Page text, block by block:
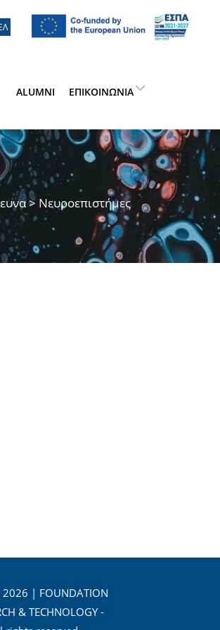
ALUMNI ΕΠΙΚΟΙΝΩΝΊΑ
> Νευροεπιστήμες
| FOUNDATION
& TECHNOLOGY -